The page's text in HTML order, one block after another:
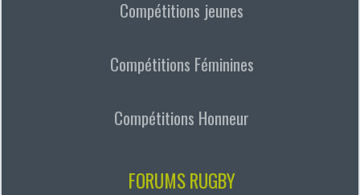
Compétitions jeunes
Compétitions Féminines
Compétitions Honneur
FORUMS RUGBY